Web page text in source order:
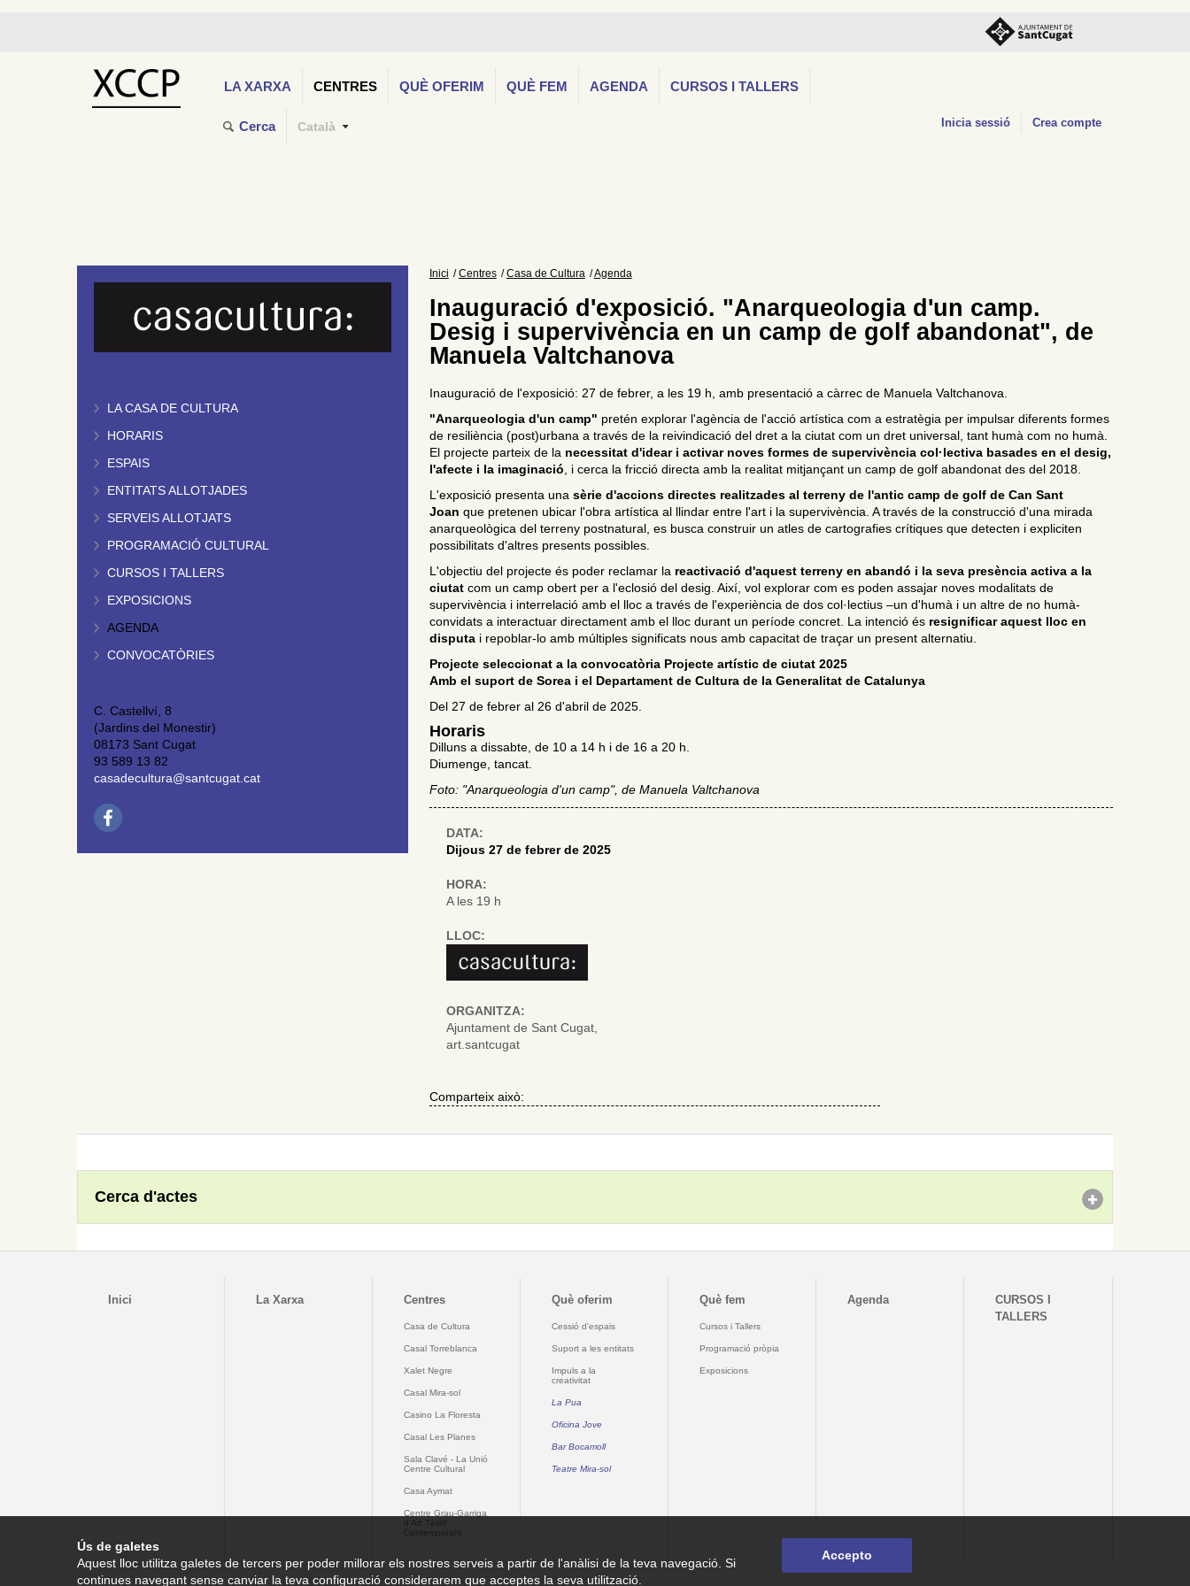
Ús de galetes
Aquest lloc utilitza galetes de tercers per poder millorar els nostres serveis a partir de l'anàlisi de la teva navegació. Si
continues navegant sense canviar la teva configuració considerarem que acceptes la seva utilització.
Accepto
LA XARXA CENTRES QUÈ OFERIM QUÈ FEM AGENDA CURSOS I TALLERS
Cerca Català Inicia sessió Crea compte
LA CASA DE CULTURA
HORARIS
ESPAIS
ENTITATS ALLOTJADES
SERVEIS ALLOTJATS
PROGRAMACIÓ CULTURAL
CURSOS I TALLERS
EXPOSICIONS
AGENDA
CONVOCATÒRIES
C. Castellví, 8
(Jardins del Monestir)
08173 Sant Cugat
93 589 13 82
casadecultura@santcugat.cat
Inici Centres Casa de Cultura Agenda
Inauguració d'exposició. "Anarqueologia d'un camp.
Desig i supervivència en un camp de golf abandonat", de
Manuela Valtchanova
Inauguració de l'exposició: 27 de febrer, a les 19 h, amb presentació a càrrec de Manuela Valtchanova.
"Anarqueologia d'un camp" pretén explorar l'agència de l'acció artística com a estratègia per impulsar diferents formes
de resiliència (post)urbana a través de la reivindicació del dret a la ciutat com un dret universal, tant humà com no humà.
El projecte parteix de la necessitat d'idear i activar noves formes de supervivència col·lectiva basades en el desig,
l'afecte i la imaginació, i cerca la fricció directa amb la realitat mitjançant un camp de golf abandonat des del 2018.
L'exposició presenta una sèrie d'accions directes realitzades al terreny de l'antic camp de golf de Can Sant
Joan que pretenen ubicar l'obra artística al llindar entre l'art i la supervivència. A través de la construcció d'una mirada
anarqueològica del terreny postnatural, es busca construir un atles de cartografies crítiques que detecten i expliciten
possibilitats d'altres presents possibles.
L'objectiu del projecte és poder reclamar la reactivació d'aquest terreny en abandó i la seva presència activa a la
ciutatcom un camp obert per a l'eclosió del desig. Així, vol explorar com es poden assajar noves modalitats de
supervivència i interrelació amb el lloc a través de l'experiència de dos col·lectius –un d'humà i un altre de no humà-
convidats a interactuar directament amb el lloc durant un període concret. La intenció és resignificar aquest lloc en
disputai repoblar-lo amb múltiples significats nous amb capacitat de traçar un present alternatiu.
Projecte seleccionat a la convocatòria Projecte artístic de ciutat 2025
Amb el suport de Sorea i el Departament de Cultura de la Generalitat de Catalunya
Del 27 de febrer al 26 d'abril de 2025.
Horaris
Dilluns a dissabte, de 10 a 14 h i de 16 a 20 h.
Diumenge, tancat.
Foto: "Anarqueologia d'un camp", de Manuela Valtchanova
DATA:
Dijous 27 de febrer de 2025
HORA:
A les 19 h
LLOC:
ORGANITZA:
Ajuntament de Sant Cugat,
art.santcugat
Comparteix això:
Cerca d'actes
Inici La Xarxa Centres
Casa de Cultura
Casal Torreblanca
Xalet Negre
Casal Mira-sol
Casino La Floresta
Casal Les Planes
Sala Clavé - La Unió
Centre Cultural
Casa Aymat
Centre Grau-Garriga
d'Art Tèxtil
Contemporani
Què oferim
Cessió d'espais
Suport a les entitats
Impuls a la
creativitat
La Pua
Oficina Jove
Bar Bocamoll
Teatre Mira-sol
Què fem
Cursos i Tallers
Programació pròpia
Exposicions
Agenda
CURSOS I
TALLERS